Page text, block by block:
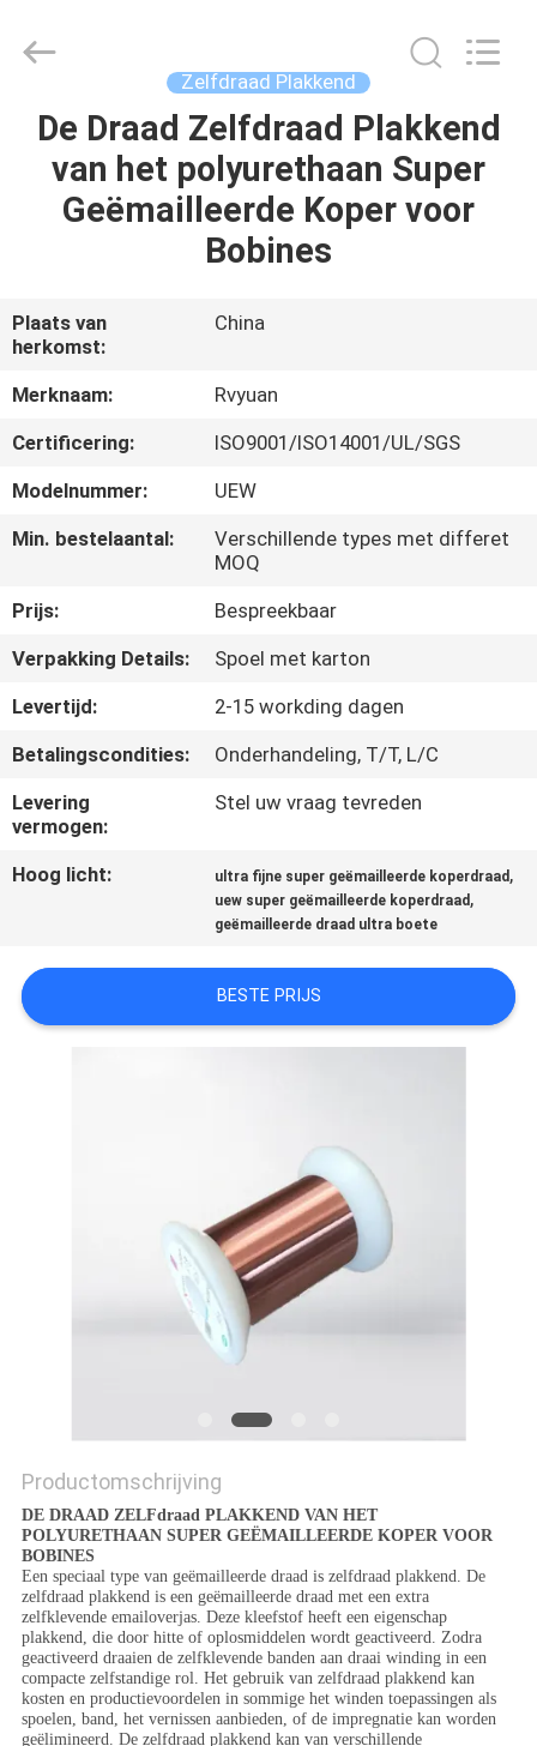
HUIS
PRODUCTEN
ONGEVEER
ONS
FABRIEKSREIS
KWALITEITSCONTROLE
CONTACTEER
ONS
NIEUWS
VERZOEK
OM EEN
SITEMAP
Material
Co,.Ltd.
Zelfdraad Plakkend
De Draad Zelfdraad Plakkend
van het polyurethaan Super
Geëmailleerde Koper voor
Bobines
Plaats van
herkomst:
China
Merknaam:
Rvyuan
Certificering:
ISO9001/ISO14001/UL/SGS
Modelnummer:
UEW
Min. bestelaantal:
Verschillende types met differet
MOQ
Prijs:
Bespreekbaar
Verpakking Details:
Spoel met karton
Levertijd:
2-15 workding dagen
Betalingscondities:
Onderhandeling, T/T, L/C
Levering
vermogen:
Stel uw vraag tevreden
Hoog licht: ultra fijne super geëmailleerde koperdraad ,
uew super geëmailleerde koperdraad ,
geëmailleerde draad ultra boete
BESTE PRIJS
Productomschrijving
DE DRAAD ZELFdraad PLAKKEND VAN HET
POLYURETHAAN SUPER GEËMAILLEERDE KOPER VOOR
BOBINES
Een speciaal type van geëmailleerde draad is zelfdraad plakkend. De
zelfdraad plakkend is een geëmailleerde draad met een extra
zelfklevende emailoverjas. Deze kleefstof heeft een eigenschap
plakkend, die door hitte of oplosmiddelen wordt geactiveerd. Zodra
geactiveerd draaien de zelfklevende banden aan draai winding in een
compacte zelfstandige rol. Het gebruik van zelfdraad plakkend kan
kosten en productievoordelen in sommige het winden toepassingen als
spoelen, band, het vernissen aanbieden, of de impregnatie kan worden
geëlimineerd. De zelfdraad plakkend kan van verschillende